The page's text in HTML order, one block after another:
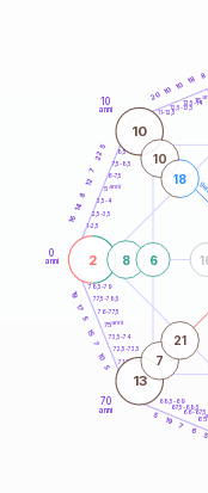
0
anni
10
anni
70
anni
1-2,5
2,5-3,5
3,5-4
6-7,5
7,5-8,5
8,5-9
11-12,5
12,5-13,5
13,5-14
66-67,5
67,5-68,5
68,5-69
71-72,5
72,5-73,5
73,5-74
76-77,5
77,5-78,5
78,5-79
16
14
8
12
7
22
5
20
10
10
18
8
5
6
7
19
5
5
10
7
15
5
17
19
2
10
13
8 6
10
18
7
21
5anni
15
65
75anni